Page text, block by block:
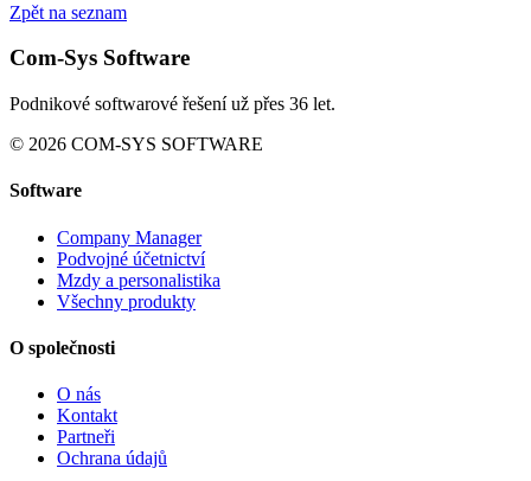
Zpět na seznam
Com-Sys Software
Podnikové softwarové řešení už přes 36 let.
© 2026 COM-SYS SOFTWARE
Software
Company Manager
Podvojné účetnictví
Mzdy a personalistika
Všechny produkty
O společnosti
O nás
Kontakt
Partneři
Ochrana údajů